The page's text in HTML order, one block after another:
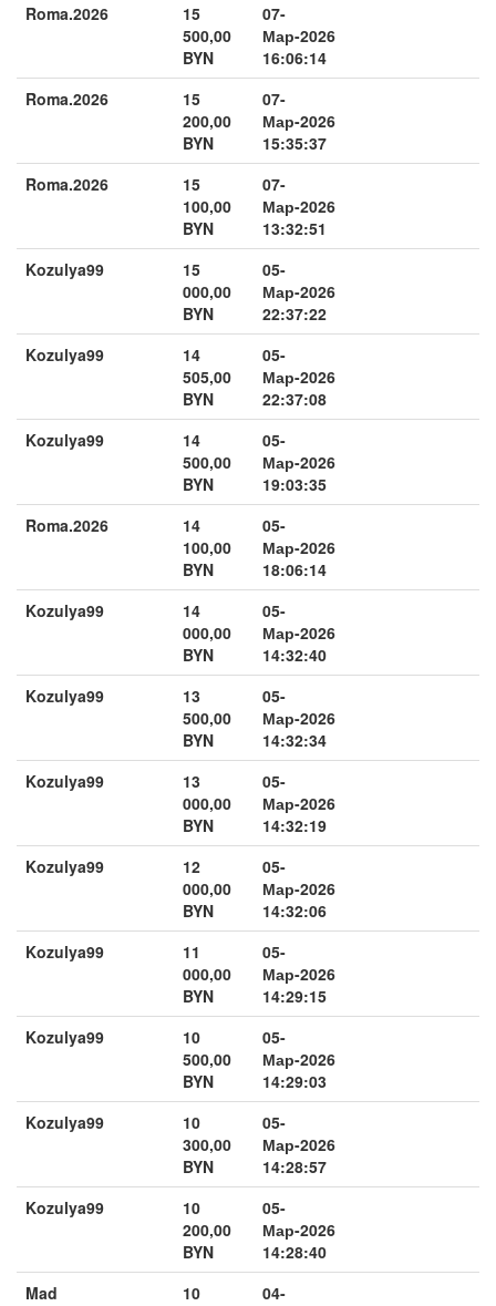
Roma.2026
15
500,00
BYN
07-
Мар-2026
16:06:14
Roma.2026
15
200,00
BYN
07-
Мар-2026
15:35:37
Roma.2026
15
100,00
BYN
07-
Мар-2026
13:32:51
Kozulya99
15
000,00
BYN
05-
Мар-2026
22:37:22
Kozulya99
14
505,00
BYN
05-
Мар-2026
22:37:08
Kozulya99
14
500,00
BYN
05-
Мар-2026
19:03:35
Roma.2026
14
100,00
BYN
05-
Мар-2026
18:06:14
Kozulya99
14
000,00
BYN
05-
Мар-2026
14:32:40
Kozulya99
13
500,00
BYN
05-
Мар-2026
14:32:34
Kozulya99
13
000,00
BYN
05-
Мар-2026
14:32:19
Kozulya99
12
000,00
BYN
05-
Мар-2026
14:32:06
Kozulya99
11
000,00
BYN
05-
Мар-2026
14:29:15
Kozulya99
10
500,00
BYN
05-
Мар-2026
14:29:03
Kozulya99
10
300,00
BYN
05-
Мар-2026
14:28:57
Kozulya99
10
200,00
BYN
05-
Мар-2026
14:28:40
Mad
10
04-